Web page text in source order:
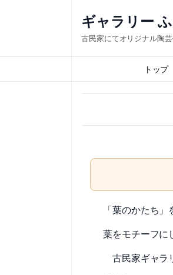
ス
キ
ギャラリー
古民家にてオリジナル陶
トップ
「葉のかたち
葉をモチーフに
古民家ギャラ